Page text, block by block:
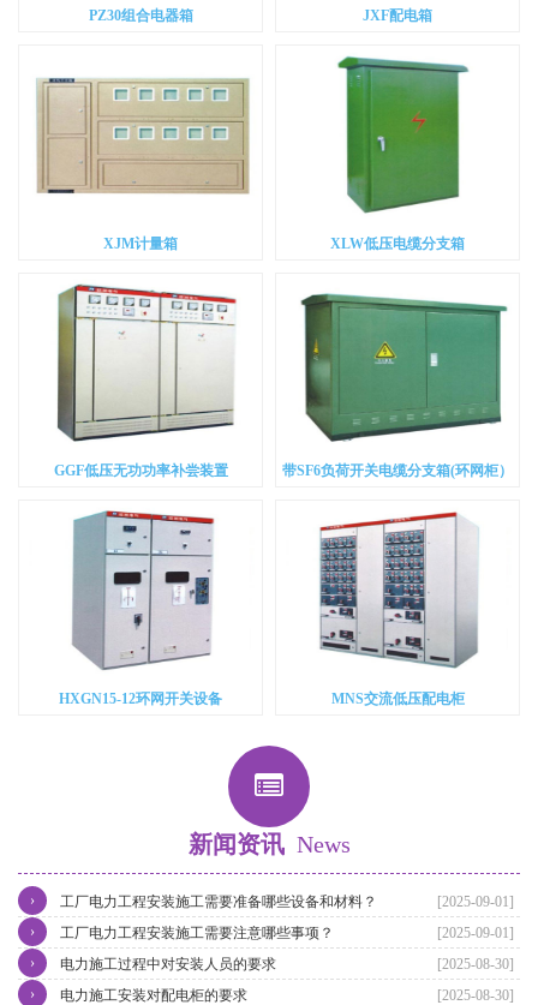
PZ30组合电器箱 JXF配电箱
XJM计量箱 XLW低压电缆分支箱
GGF低压无功功率补尝装置 带SF6负荷开关电缆分支箱(环网柜）
HXGN15-12环网开关设备 MNS交流低压配电柜
新闻资讯 News
[2025-09-01]
工厂电力工程安装施工需要准备哪些设备和材料？
›
[2025-09-01]
工厂电力工程安装施工需要注意哪些事项？
›
[2025-08-30]
电力施工过程中对安装人员的要求
›
[2025-08-30]
电力施工安装对配电柜的要求
›